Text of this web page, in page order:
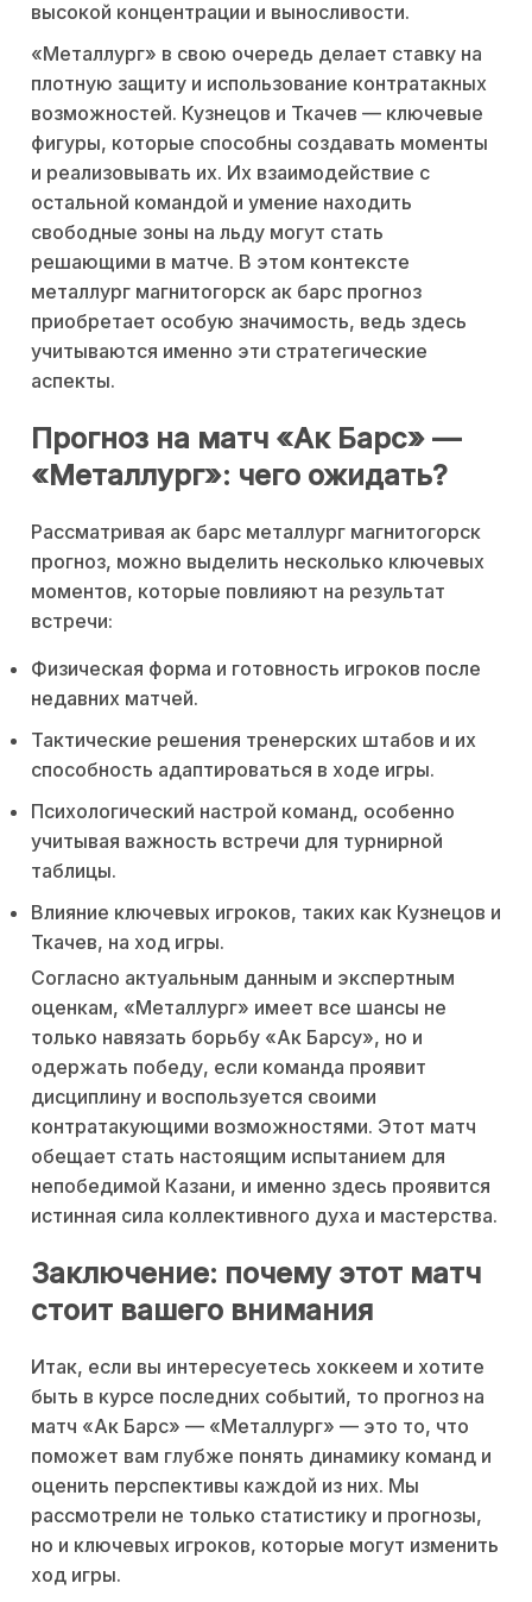
высокой концентрации и выносливости.
«Металлург» в свою очередь делает ставку на
плотную защиту и использование контратакных
возможностей. Кузнецов и Ткачев — ключевые
фигуры, которые способны создавать моменты
и реализовывать их. Их взаимодействие с
остальной командой и умение находить
свободные зоны на льду могут стать
решающими в матче. В этом контексте
металлург магнитогорск ак барс прогноз
приобретает особую значимость, ведь здесь
учитываются именно эти стратегические
аспекты.
Прогноз на матч «Ак Барс» —
«Металлург»: чего ожидать?
Рассматривая ак барс металлург магнитогорск
прогноз, можно выделить несколько ключевых
моментов, которые повлияют на результат
встречи:
Физическая форма и готовность игроков после
недавних матчей.
Тактические решения тренерских штабов и их
способность адаптироваться в ходе игры.
Психологический настрой команд, особенно
учитывая важность встречи для турнирной
таблицы.
Влияние ключевых игроков, таких как Кузнецов и
Ткачев, на ход игры.
Согласно актуальным данным и экспертным
оценкам, «Металлург» имеет все шансы не
только навязать борьбу «Ак Барсу», но и
одержать победу, если команда проявит
дисциплину и воспользуется своими
контратакующими возможностями. Этот матч
обещает стать настоящим испытанием для
непобедимой Казани, и именно здесь проявится
истинная сила коллективного духа и мастерства.
Заключение: почему этот матч
стоит вашего внимания
Итак, если вы интересуетесь хоккеем и хотите
быть в курсе последних событий, то прогноз на
матч «Ак Барс» — «Металлург» — это то, что
поможет вам глубже понять динамику команд и
оценить перспективы каждой из них. Мы
рассмотрели не только статистику и прогнозы,
но и ключевых игроков, которые могут изменить
ход игры.